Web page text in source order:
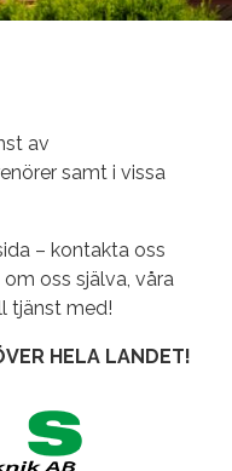
av
samt i vissa
– kontakta oss
oss själva, våra
tjänst med!
HELA LANDET!